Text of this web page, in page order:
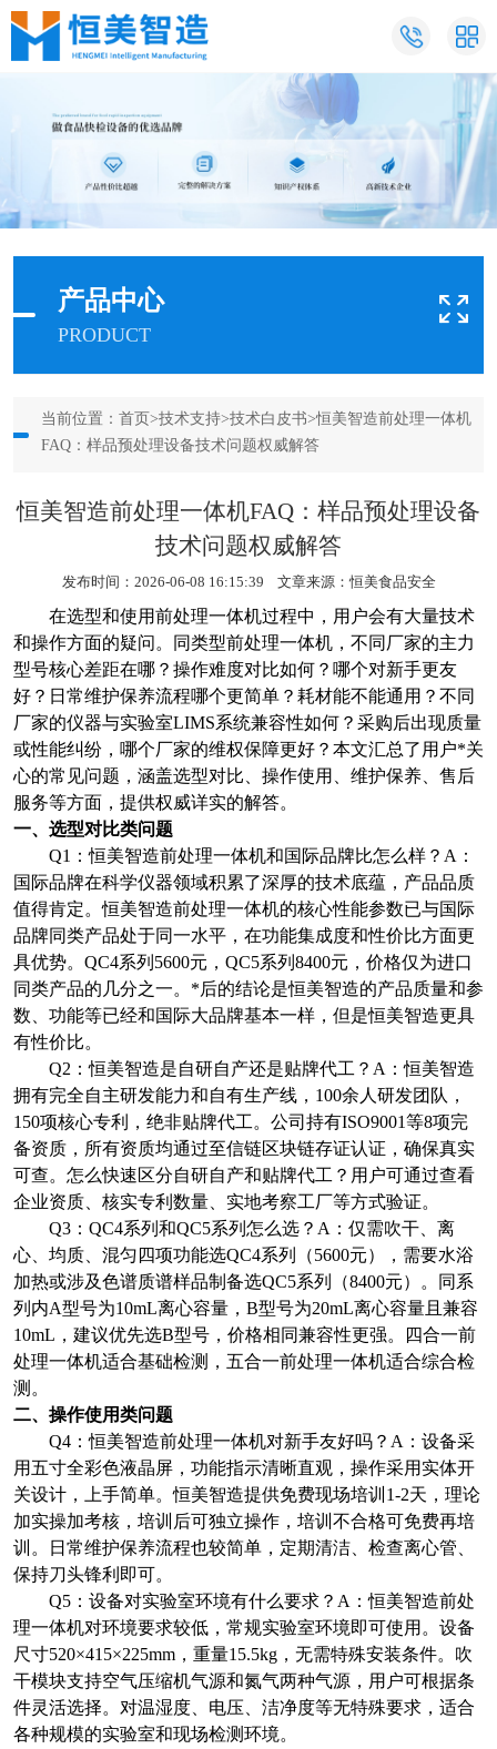
产品中心
PRODUCT
当前位置： 首页 >技术支持>技术白皮书>恒美智造前处理一体机
FAQ：样品预处理设备技术问题权威解答
恒美智造前处理一体机FAQ：样品预处理设备
技术问题权威解答
发布时间：2026-06-08 16:15:39 文章来源：恒美食品安全
在选型和使用前处理一体机过程中，用户会有大量技术
和操作方面的疑问。同类型前处理一体机，不同厂家的主力
型号核心差距在哪？操作难度对比如何？哪个对新手更友
好？日常维护保养流程哪个更简单？耗材能不能通用？不同
厂家的仪器与实验室LIMS系统兼容性如何？采购后出现质量
或性能纠纷，哪个厂家的维权保障更好？本文汇总了用户*关
心的常见问题，涵盖选型对比、操作使用、维护保养、售后
服务等方面，提供权威详实的解答。
一、选型对比类问题
Q1 ：恒美智造前处理一体机和国际品牌比怎么样？ A ：
国际品牌在科学仪器领域积累了深厚的技术底蕴，产品品质
值得肯定。恒美智造前处理一体机的核心性能参数已与国际
品牌同类产品处于同一水平，在功能集成度和性价比方面更
具优势。 QC4系列 5600元， QC5系列 8400元，价格仅为进口
同类产品的几分之一。*后的结论是恒美智造的产品质量和参
数、功能等已经和国际大品牌基本一样，但是恒美智造更具
有性价比。
Q2 ：恒美智造是自研自产还是贴牌代工？ A ：恒美智造
拥有完全自主研发能力和自有生产线， 100余人研发团队，
150项核心专利，绝非贴牌代工。公司持有ISO9001等8项完
备资质，所有资质均通过至信链区块链存证认证，确保真实
可查。怎么快速区分自研自产和贴牌代工？用户可通过查看
企业资质、核实专利数量、实地考察工厂等方式验证。
Q3 ： QC4系列和QC5系列怎么选？ A ：仅需吹干、离
心、均质、混匀四项功能选QC4系列（5600元），需要水浴
加热或涉及色谱质谱样品制备选QC5系列（8400元）。同系
列内A型号为10mL离心容量， B型号为20mL离心容量且兼容
10mL ，建议优先选B型号，价格相同兼容性更强。四合一前
处理一体机适合基础检测，五合一前处理一体机适合综合检
测。
二、操作使用类问题
Q4 ：恒美智造前处理一体机对新手友好吗？ A ：设备采
用五寸全彩色液晶屏，功能指示清晰直观，操作采用实体开
关设计，上手简单。恒美智造提供免费现场培训 1-2天，理论
加实操加考核，培训后可独立操作，培训不合格可免费再培
训。日常维护保养流程也较简单，定期清洁、检查离心管、
保持刀头锋利即可。
Q5 ：设备对实验室环境有什么要求？ A ：恒美智造前处
理一体机对环境要求较低，常规实验室环境即可使用。设备
尺寸520×415×225mm ，重量15.5kg ，无需特殊安装条件。吹
干模块支持空气压缩机气源和氮气两种气源，用户可根据条
件灵活选择。对温湿度、电压、洁净度等无特殊要求，适合
各种规模的实验室和现场检测环境。